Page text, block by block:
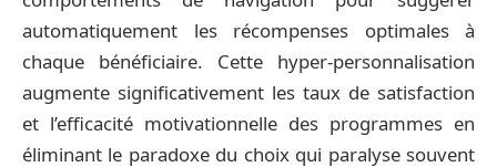
automatiquement les récompenses optimales à
chaque bénéficiaire. Cette hyper-personnalisation
augmente significativement les taux de satisfaction
et l’efficacité motivationnelle des programmes en
éliminant le paradoxe du choix qui paralyse souvent